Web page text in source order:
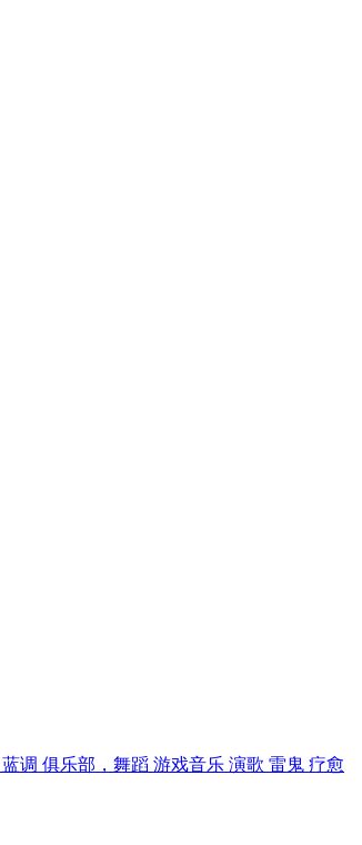
蓝调 俱乐部，舞蹈 游戏音乐 演歌 雷鬼 疗愈